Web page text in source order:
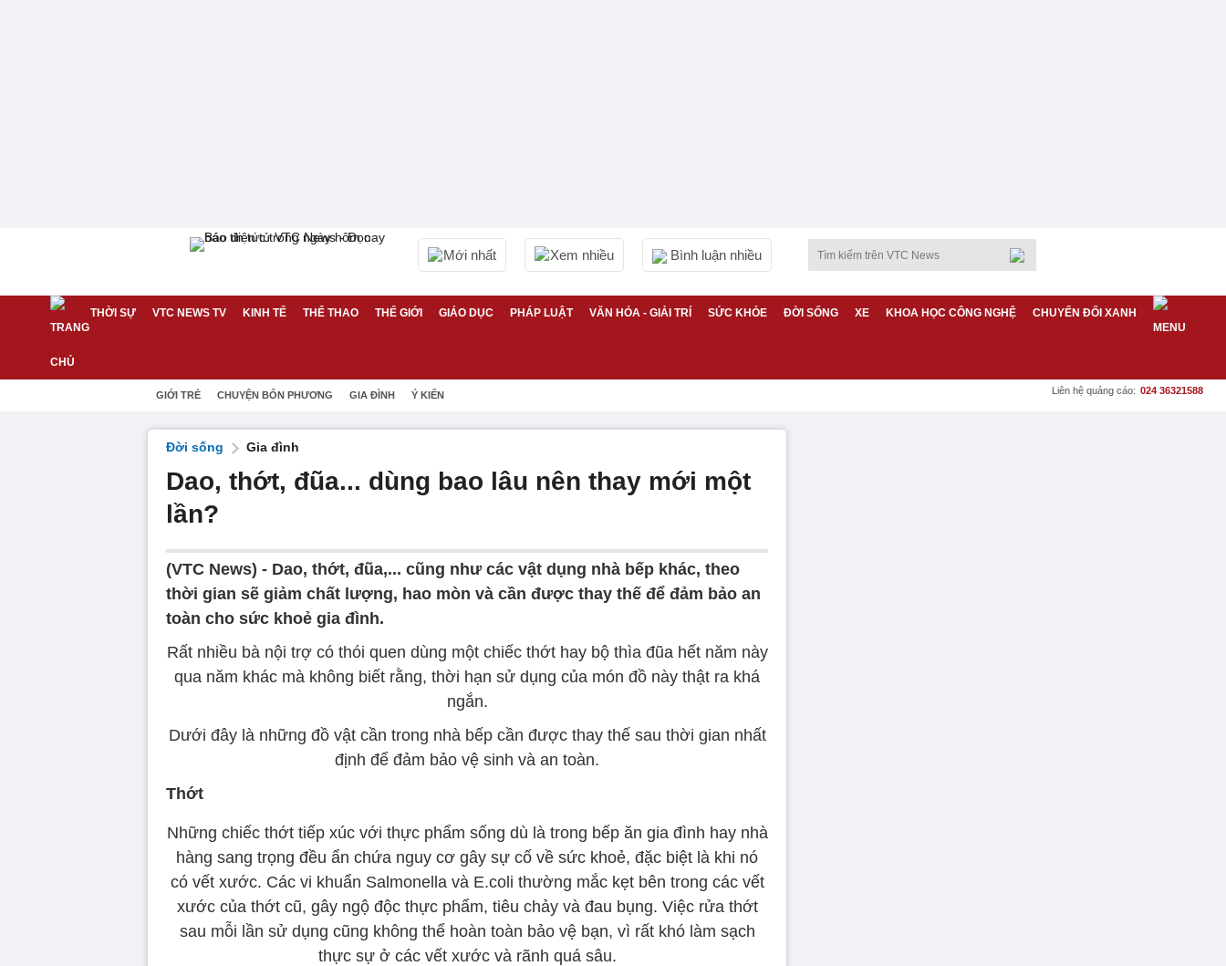
Mới nhất Xem nhiều Bình luận nhiều
THỜI SỰ VTC NEWS TV KINH TẾ THỂ THAO THẾ GIỚI GIÁO DỤC PHÁP LUẬT VĂN HÓA - GIẢI TRÍ SỨC KHỎE ĐỜI SỐNG XE KHOA HỌC CÔNG NGHỆ CHUYỂN ĐỔI XANH
GIỚI TRẺ CHUYỆN BỐN PHƯƠNG GIA ĐÌNH Ý KIẾN Liên hệ quảng cáo: 024 36321588
Đời sống Gia đình
Dao, thớt, đũa... dùng bao lâu nên thay mới một
lần?
(VTC News) - Dao, thớt, đũa,... cũng như các vật dụng nhà bếp khác, theo
thời gian sẽ giảm chất lượng, hao mòn và cần được thay thế để đảm bảo an
toàn cho sức khoẻ gia đình.
Rất nhiều bà nội trợ có thói quen dùng một chiếc thớt hay bộ thìa đũa hết năm này
qua năm khác mà không biết rằng, thời hạn sử dụng của món đồ này thật ra khá
ngắn.
Dưới đây là những đồ vật cần trong nhà bếp cần được thay thế sau thời gian nhất
định để đảm bảo vệ sinh và an toàn.
Thớt
Những chiếc thớt tiếp xúc với thực phẩm sống dù là trong bếp ăn gia đình hay nhà
hàng sang trọng đều ẩn chứa nguy cơ gây sự cố về sức khoẻ, đặc biệt là khi nó
có vết xước. Các vi khuẩn Salmonella và E.coli thường mắc kẹt bên trong các vết
xước của thớt cũ, gây ngộ độc thực phẩm, tiêu chảy và đau bụng. Việc rửa thớt
sau mỗi lần sử dụng cũng không thể hoàn toàn bảo vệ bạn, vì rất khó làm sạch
thực sự ở các vết xước và rãnh quá sâu.